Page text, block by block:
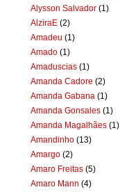
Alysson Salvador (1)
AlziraE (2)
Amadeu (1)
Amado (1)
Amaduscias (1)
Amanda Cadore (2)
Amanda Gabana (1)
Amanda Gonsales (1)
Amanda Magalhães (1)
Amandinho (13)
Amargo (2)
Amaro Freitas (5)
Amaro Mann (4)